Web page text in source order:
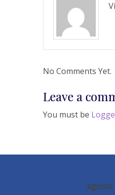
No Comments Yet.
Leave a
You must be
agosto